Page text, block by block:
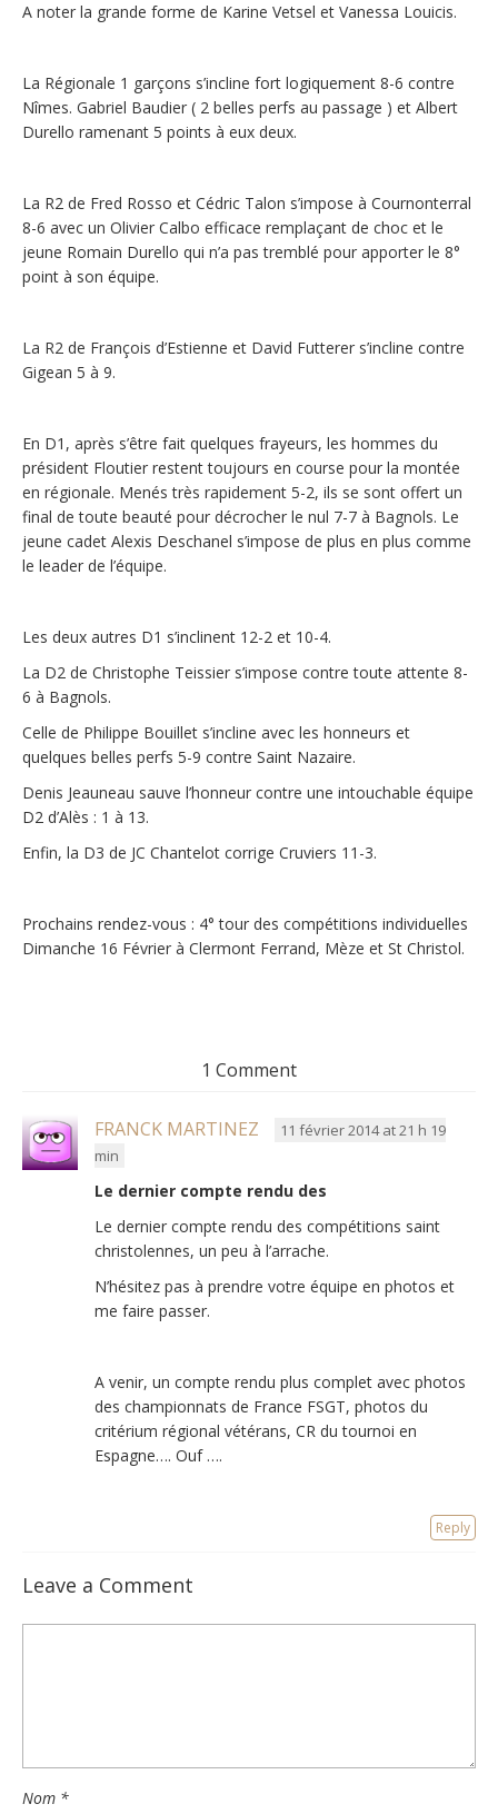
A noter la grande forme de Karine Vetsel et Vanessa Louicis.
La Régionale 1 garçons s’incline fort logiquement 8-6 contre
Nîmes. Gabriel Baudier ( 2 belles perfs au passage ) et Albert
Durello ramenant 5 points à eux deux.
La R2 de Fred Rosso et Cédric Talon s’impose à Cournonterral
8-6 avec un Olivier Calbo efficace remplaçant de choc et le
jeune Romain Durello qui n’a pas tremblé pour apporter le 8°
point à son équipe.
La R2 de François d’Estienne et David Futterer s’incline contre
Gigean 5 à 9.
En D1, après s’être fait quelques frayeurs, les hommes du
président Floutier restent toujours en course pour la montée
en régionale. Menés très rapidement 5-2, ils se sont offert un
final de toute beauté pour décrocher le nul 7-7 à Bagnols. Le
jeune cadet Alexis Deschanel s’impose de plus en plus comme
le leader de l’équipe.
Les deux autres D1 s’inclinent 12-2 et 10-4.
La D2 de Christophe Teissier s’impose contre toute attente 8-
6 à Bagnols.
Celle de Philippe Bouillet s’incline avec les honneurs et
quelques belles perfs 5-9 contre Saint Nazaire.
Denis Jeauneau sauve l’honneur contre une intouchable équipe
D2 d’Alès : 1 à 13.
Enfin, la D3 de JC Chantelot corrige Cruviers 11-3.
Prochains rendez-vous : 4° tour des compétitions individuelles
Dimanche 16 Février à Clermont Ferrand, Mèze et St Christol.
1 Comment
FRANCK MARTINEZ
11 février 2014 at 21 h 19
min
Le dernier compte rendu des
Le dernier compte rendu des compétitions saint
christolennes, un peu à l’arrache.
N’hésitez pas à prendre votre équipe en photos et
me faire passer.
A venir, un compte rendu plus complet avec photos
des championnats de France FSGT, photos du
critérium régional vétérans, CR du tournoi en
Espagne…. Ouf ….
Reply
Leave a Comment
Nom *